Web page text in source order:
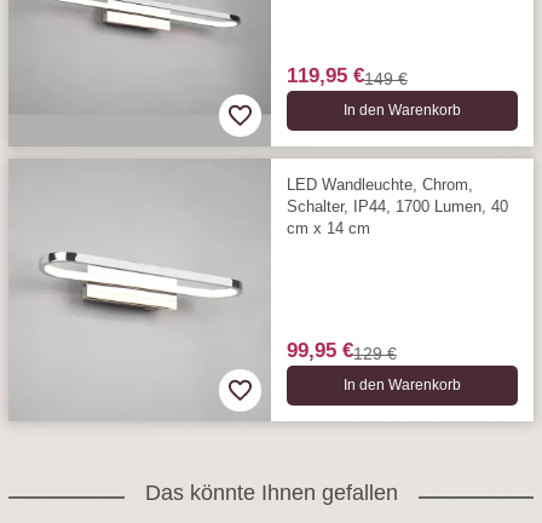
119,95 €149 €
In den Warenkorb
LED Wandleuchte, Chrom,
Schalter, IP44, 1700 Lumen, 40
cm x 14 cm
99,95 €129 €
In den Warenkorb
Das könnte Ihnen gefallen